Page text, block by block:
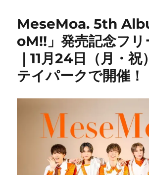
MeseMoa. 5th
oM!!」発売記念フ
｜11月24日（月・
テイパークで開催！